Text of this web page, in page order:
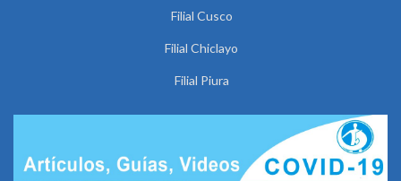
Filial Cusco
Filial Chiclayo
Filial Piura